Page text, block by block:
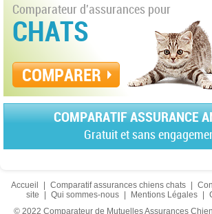
Comparateur d'assurances pour
CHATS
COMPARER
COMPARATIF ASSURANCE
Gratuit et sans
Accueil Comparatif assurances chiens chats
site
Qui sommes-nous Mentions Légales
© 2022 Comparateur de Mutuelles Assurances